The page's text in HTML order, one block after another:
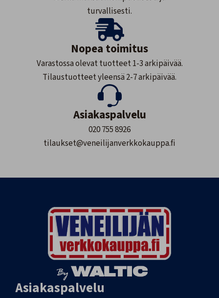
turvallisesti.
Nopea toimitus
Varastossa olevat tuotteet 1-3 arkipäivää.
Tilaustuotteet yleensä 2-7 arkipäivää.
Asiakaspalvelu
020 755 8926
tilaukset@veneilijanverkkokauppa.fi
Asiakaspalvelu